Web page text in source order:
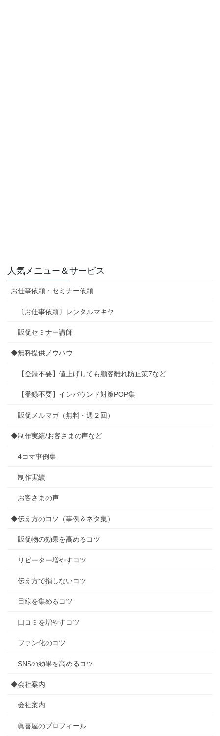
人気メニュー＆サービス
お仕事依頼・セミナー依頼
〔お仕事依頼〕レンタルマキヤ
販促セミナー講師
◆無料提供ノウハウ
【登録不要】値上げしても顧客離れ防止策7など
【登録不要】インバウンド対策POP集
販促メルマガ（無料・週２回）
◆制作実績/お客さまの声など
4コマ事例集
制作実績
お客さまの声
◆伝え方のコツ（事例＆ネタ集）
販促物の効果を高めるコツ
リピーター増やすコツ
伝え方で損しないコツ
目線を集めるコツ
口コミを増やすコツ
ファン化のコツ
SNSの効果を高めるコツ
◆会社案内
会社案内
眞喜屋のプロフィール